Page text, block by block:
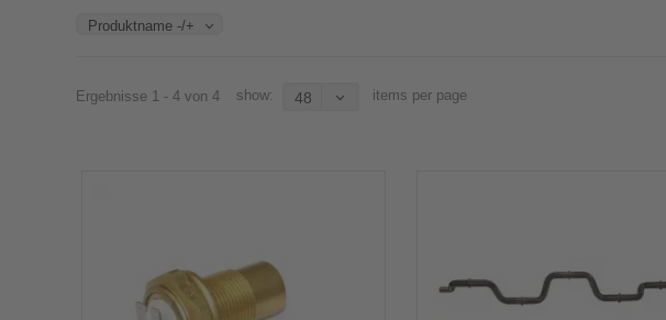
Produktname -/+
Ergebnisse 1 - 4 von 4 show: 48 items per page